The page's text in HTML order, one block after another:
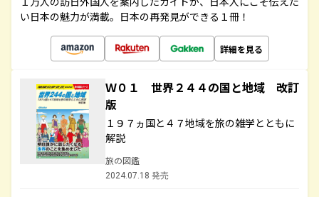
い日本の魅力が満載。日本の再発見ができる１冊！
詳細を見る
Ｗ０１ 世界２４４の国と地域 改訂
版
１９７ヵ国と４７地域を旅の雑学とともに
解説
旅の図鑑
2024.07.18 発売